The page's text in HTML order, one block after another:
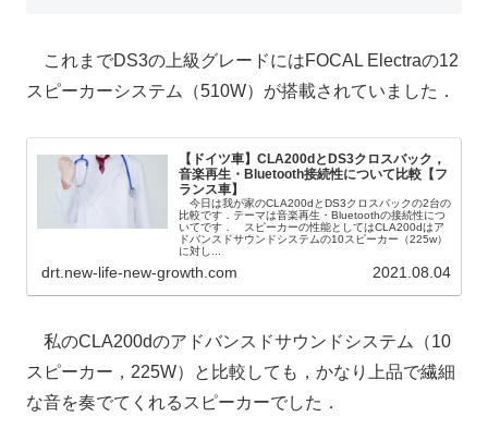
これまでDS3の上級グレードにはFOCAL Electraの12
スピーカーシステム（510W）が搭載されていました．
【ドイツ車】CLA200dとDS3クロスバック，
音楽再生・Bluetooth接続性について比較【フ
ランス車】
今日は我が家のCLA200dとDS3クロスバックの2台の
比較です．テーマは音楽再生・Bluetoothの接続性につ
いてです． スピーカーの性能としてはCLA200dはア
ドバンスドサウンドシステムの10スピーカー（225w）
に対し...
drt.new-life-new-growth.com 2021.08.04
私のCLA200dのアドバンスドサウンドシステム（10
スピーカー，225W）と比較しても，かなり上品で繊細
な音を奏でてくれるスピーカーでした．